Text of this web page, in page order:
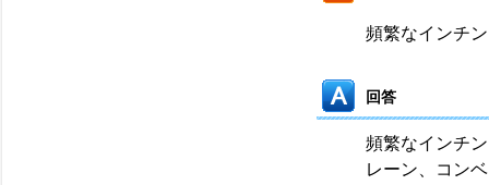
頻繁なインチ
回答
頻繁なインチ
レーン、コン